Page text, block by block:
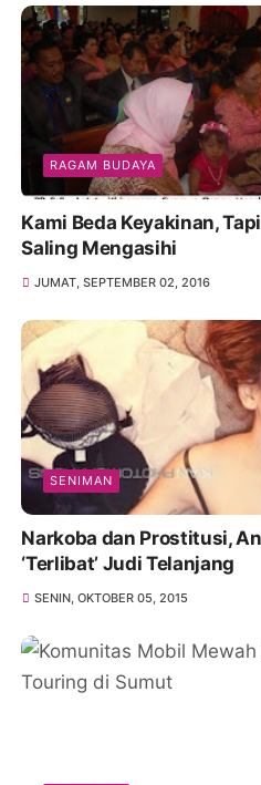
RAGAM BUDAYA
Kami Beda Keyakinan,
Saling Mengasihi
JUMAT, SEPTEMBER 02, 2016
SENIMAN
Narkoba dan Prostitusi,
‘Terlibat’ Judi Telanjang
SENIN, OKTOBER 05, 2015